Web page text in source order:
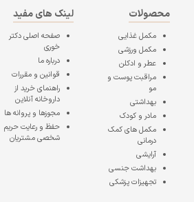
محصولات
مکمل غذایی
مکمل ورزشی
عطر و ادکلن
مراقبت پوست و
مو
بهداشتی
مادر و کودک
مکمل های کمک
درمانی
آرایشی
بهداشت جنسی
تجهیزات پزشکی
لینک های مفید
صفحه اصلیدکتر
خوری
درباره ما
قوانین و مقررات
راهنمای خرید از
داروخانه آنلاین
مجوزها و پروانه ها
حفظ و رعایت حریم
شخصی مشتریان